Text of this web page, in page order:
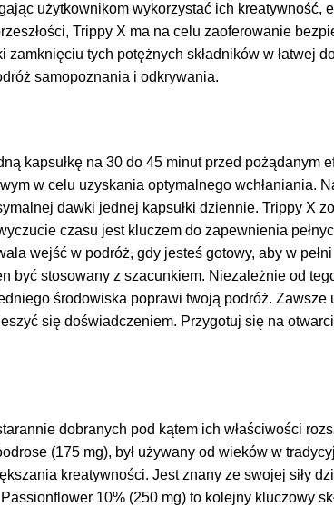
użytkownikom wykorzystać ich kreatywność,
Trippy X ma na celu zaoferowanie
tych potężnych składników w łatwej
samopoznania i odkrywania.
kapsułkę na 30 do 45 minut przed pożądanym
w celu uzyskania optymalnego wchłaniania.
dawki jednej kapsułki dziennie. Trippy X
czasu jest kluczem do zapewnienia
wejść w podróż, gdy jesteś gotowy, aby w
być stosowany z szacunkiem. Niezależnie od
środowiska poprawi twoją podróż. Zawsze
się doświadczeniem. Przygotuj się na
dobranych pod kątem ich właściwości
(175 mg), był używany od wieków w
kreatywności. Jest znany ze swojej siły
10% (250 mg) to kolejny kluczowy